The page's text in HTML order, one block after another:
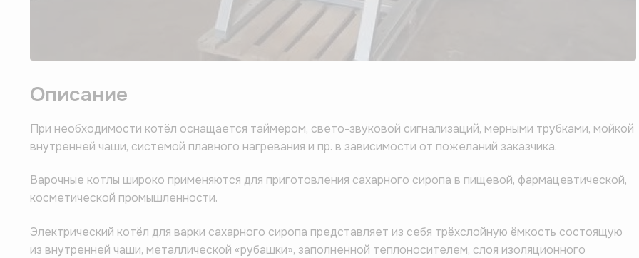
Описание
При необходимости котёл оснащается таймером, свето-звуковой сигнализаций, мерными трубками, мойкой
внутренней чаши, системой плавного нагревания и пр. в зависимости от пожеланий заказчика.
Варочные котлы широко применяются для приготовления сахарного сиропа в пищевой, фармацевтической,
косметической промышленности.
Электрический котёл для варки сахарного сиропа представляет из себя трёхслойную ёмкость состоящую
из внутренней чаши, металлической «рубашки», заполненной теплоносителем, слоя изоляционного